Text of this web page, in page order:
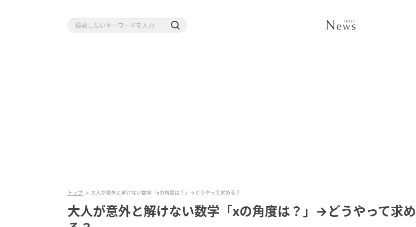
トップ 大人が意外と解けない数学「xの角度は？」→どうやって求める？
大人が意外と解けない数学「xの角度は？」→どうやって求め